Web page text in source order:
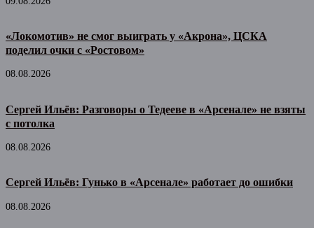
«Локомотив» не смог выиграть у «Акрона», ЦСКА
поделил очки с «Ростовом»
08.08.2026
Сергей Ильёв: Разговоры о Тедееве в «Арсенале» не взяты
с потолка
08.08.2026
Сергей Ильёв: Гунько в «Арсенале» работает до ошибки
08.08.2026